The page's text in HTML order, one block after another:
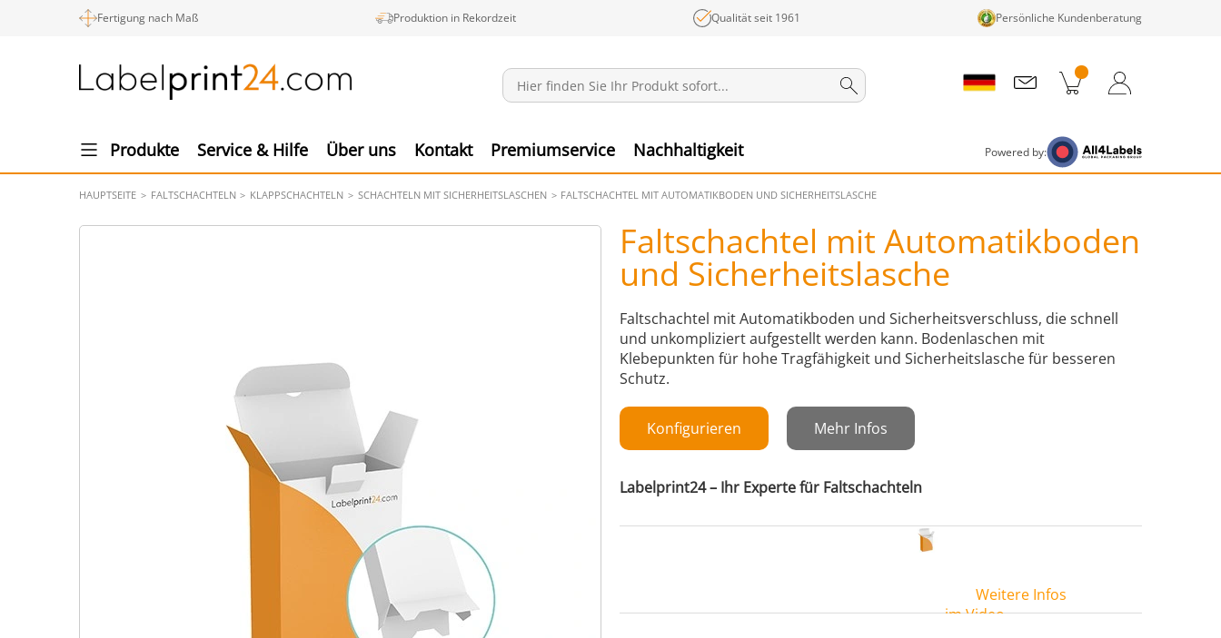
Fertigung nach Maß Produktion in Rekordzeit Qualität seit 1961 Persönliche Kundenberatung
Produkte Service & Hilfe Über uns Kontakt Premiumservice Nachhaltigkeit Powered by:
HAUPTSEITE FALTSCHACHTELN KLAPPSCHACHTELN SCHACHTELN MIT SICHERHEITSLASCHEN FALTSCHACHTEL MIT AUTOMATIKBODEN UND SICHERHEITSLASCHE
Faltschachtel mit Automatikboden
und Sicherheitslasche
Faltschachtel mit Automatikboden und Sicherheitsverschluss, die schnell
und unkompliziert aufgestellt werden kann. Bodenlaschen mit
Klebepunkten für hohe Tragfähigkeit und Sicherheitslasche für besseren
Schutz.
Konfigurieren Mehr Infos
Labelprint24 – Ihr Experte für Faltschachteln
Weitere Infos
im Video